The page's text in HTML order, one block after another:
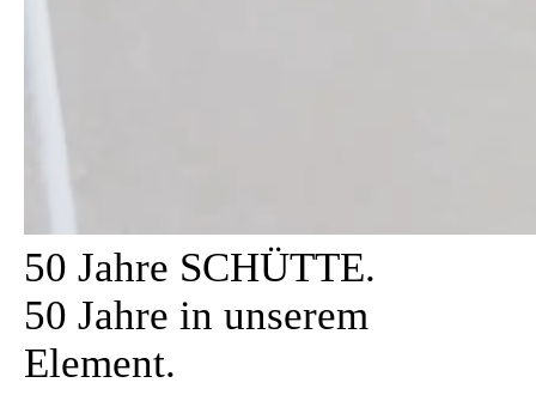
50 Jahre SCHÜTTE.
50 Jahre in unserem
Element.